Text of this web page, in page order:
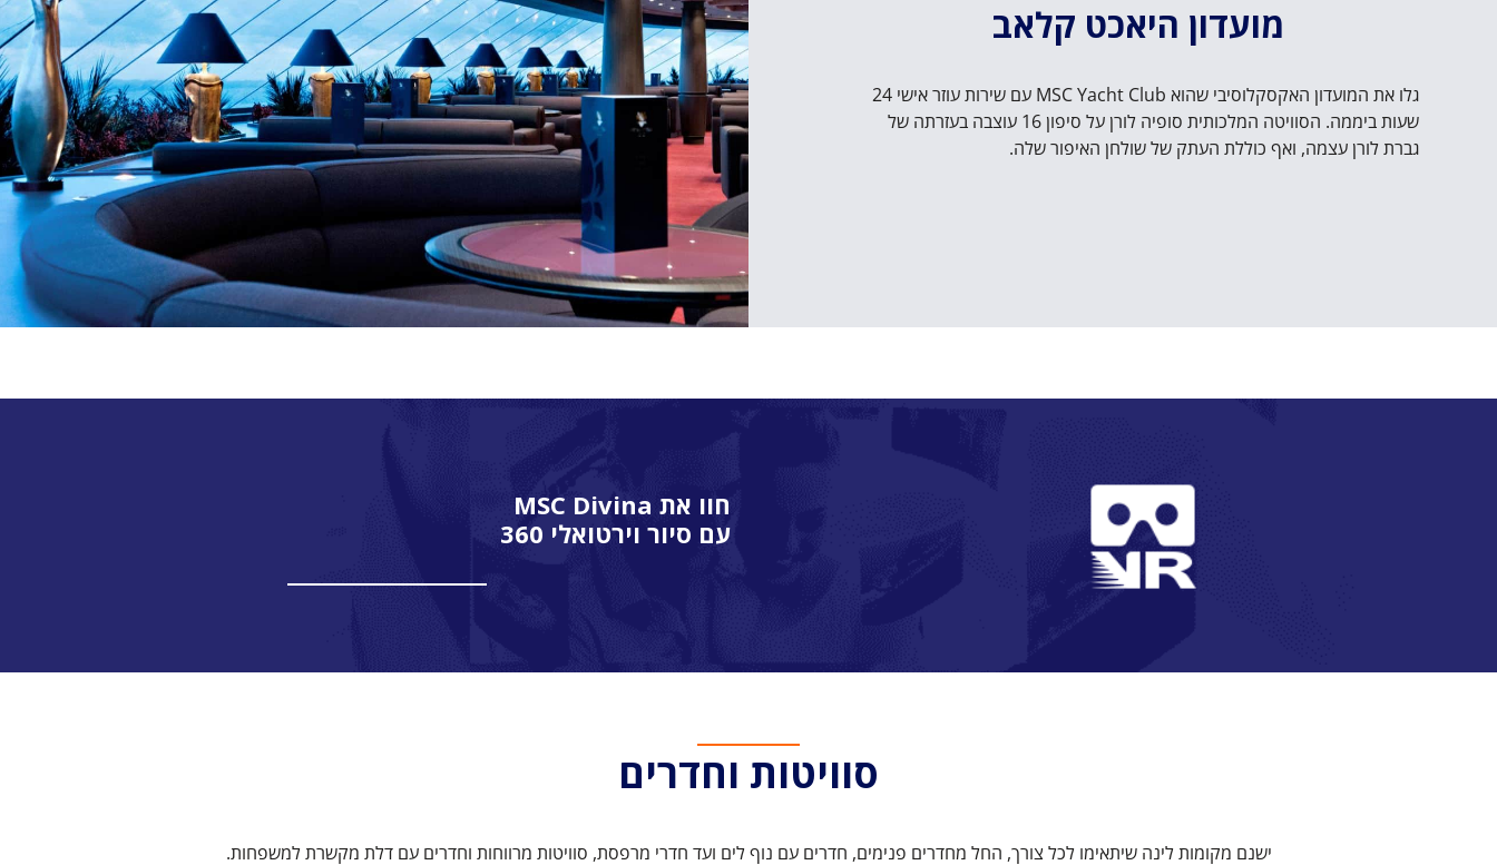
מועדון היאכט קלאב
גלו את המועדון האקסקלוסיבי שהוא MSC Yacht Club עם שירות עוזר אישי 24
שעות ביממה. הסוויטה המלכותית סופיה לורן על סיפון 16 עוצבה בעזרתה של
גברת לורן עצמה, ואף כוללת העתק של שולחן האיפור שלה.
חוו את MSC Divina
עם סיור וירטואלי 360
סוויטות וחדרים
ישנם מקומות לינה שיתאימו לכל צורך, החל מחדרים פנימים, חדרים עם נוף לים ועד חדרי מרפסת, סוויטות מרווחות וחדרים עם דלת מקשרת למשפחות.